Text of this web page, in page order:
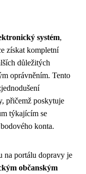
systém,
získat kompletní
důležitých
oprávněním. Tento
přičemž poskytuje
týkajícím se
konta.
na portálu dopravy je
občanským